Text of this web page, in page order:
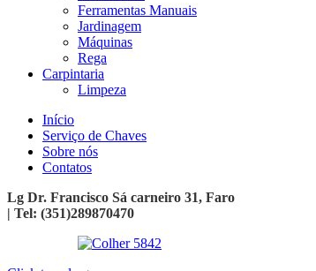
Ferramentas Manuais
Jardinagem
Máquinas
Rega
Carpintaria
Limpeza
Início
Serviço de Chaves
Sobre nós
Contatos
Lg Dr. Francisco Sá carneiro 31, Faro
| Tel: (351)289870470